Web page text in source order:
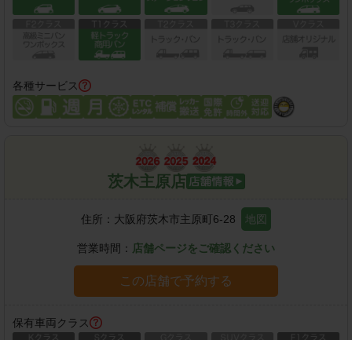
各種サービス
茨木主原店
住所： 大阪府茨木市主原町6-28 地図
営業時間： 店舗ページをご確認ください
この店舗で予約する
保有車両クラス